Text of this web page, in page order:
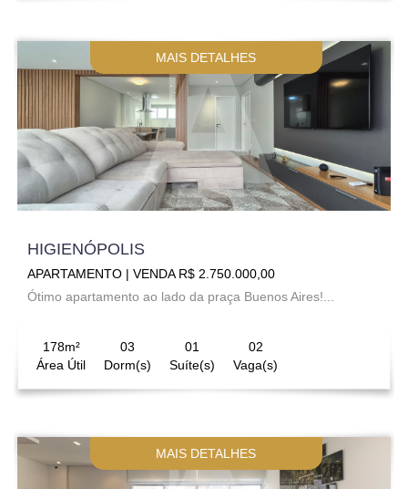
MAIS DETALHES
HIGIENÓPOLIS
APARTAMENTO | VENDA R$ 2.750.000,00
Ótimo apartamento ao lado da praça Buenos Aires!...
178m²
Área Útil
03
Dorm(s)
01
Suíte(s)
02
Vaga(s)
MAIS DETALHES